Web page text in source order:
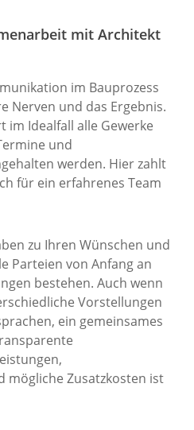
mit Architekt
im Bauprozess
Nerven und das Ergebnis.
Idealfall alle Gewerke
und
werden. Hier zahlt
für ein erfahrenes Team
zu Ihren Wünschen und
Parteien von Anfang an
bestehen. Auch wenn
Vorstellungen
ein gemeinsames
mögliche Zusatzkosten ist